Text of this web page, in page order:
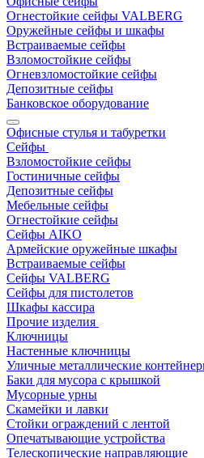
Огнестойкие сейфы VALBERG
Оружейные сейфы и шкафы
Встраиваемые сейфы
Взломостойкие сейфы
Огневзломостойкие сейфы
Депозитные сейфы
Банковское оборудование
Офисные стулья и табуретки
Сейфы
Взломостойкие сейфы
Гостиничные сейфы
Депозитные сейфы
Мебельные сейфы
Огнестойкие сейфы
Сейфы AIKO
Армейские оружейные шкафы
Встраиваемые сейфы
Сейфы VALBERG
Сейфы для пистолетов
Шкафы кассира
Прочие изделия
Ключницы
Настенные ключницы
Уличные металлические
Баки для мусора с крышкой
Мусорные урны
Скамейки и лавки
Стойки ограждений с лентой
Опечатывающие устройства
Телескопические направляющие